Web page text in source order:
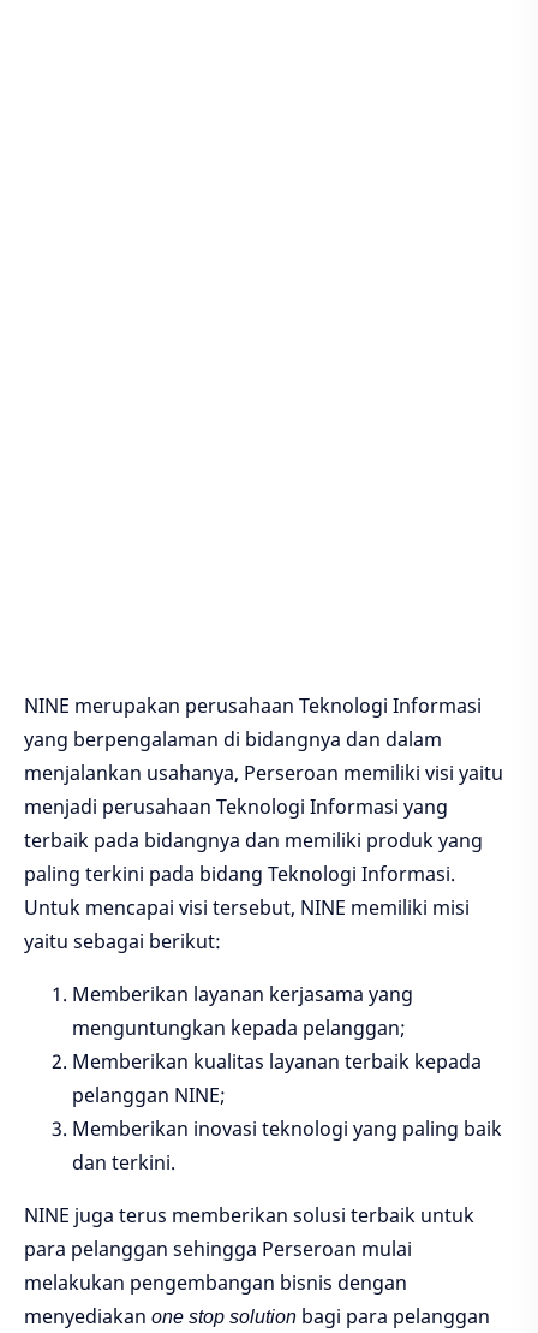
NINE merupakan perusahaan Teknologi Informasi
yang berpengalaman di bidangnya dan dalam
menjalankan usahanya, Perseroan memiliki visi yaitu
menjadi perusahaan Teknologi Informasi yang
terbaik pada bidangnya dan memiliki produk yang
paling terkini pada bidang Teknologi Informasi.
Untuk mencapai visi tersebut, NINE memiliki misi
yaitu sebagai berikut:
Memberikan layanan kerjasama yang
menguntungkan kepada pelanggan;
Memberikan kualitas layanan terbaik kepada
pelanggan NINE;
Memberikan inovasi teknologi yang paling baik
dan terkini.
NINE juga terus memberikan solusi terbaik untuk
para pelanggan sehingga Perseroan mulai
melakukan pengembangan bisnis dengan
menyediakan one stop solution bagi para pelanggan